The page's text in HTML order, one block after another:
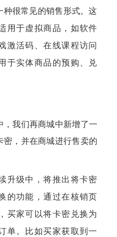
种很常见的销售形式。这
用于虚拟商品，如软件
激活码、在线课程访问
于实体商品的预购、兑
，我们再商城中新增了一
密，并在商城进行售卖的
升级中，将推出将卡密
的功能，通过在核销页
买家可以将卡密兑换为
单。比如买家获取到一